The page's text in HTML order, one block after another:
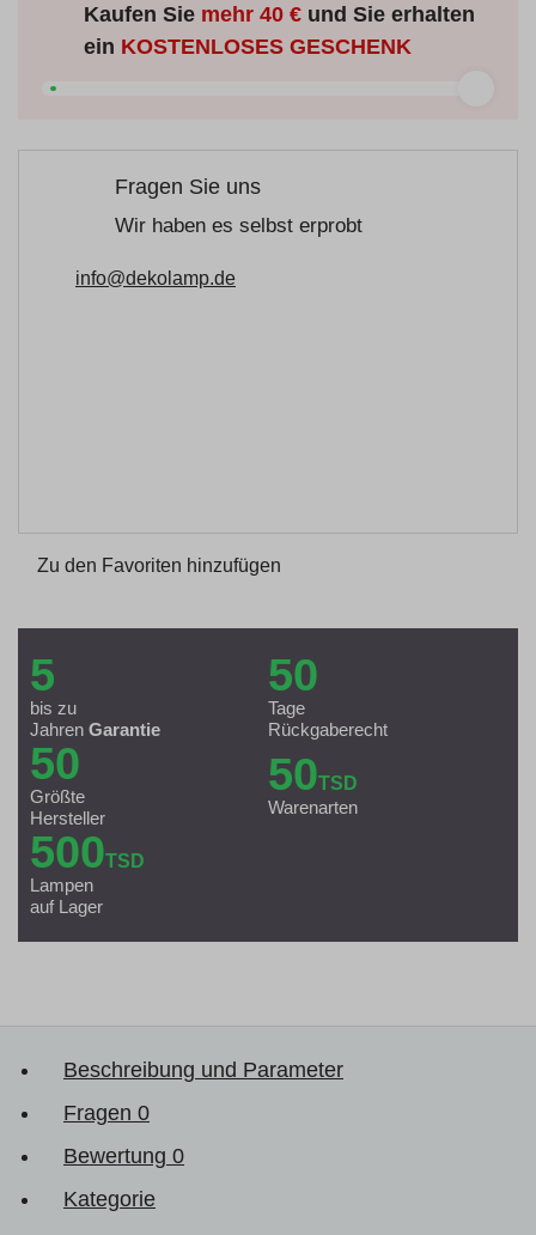
Kaufen Sie mehr40 €und Sie erhalten
ein KOSTENLOSES GESCHENK
Fragen Sie uns
Wir haben es selbst erprobt
info@dekolamp.de
Zu den Favoriten hinzufügen
5
bis zu
Jahren Garantie
50
Tage
Rückgaberecht
50
Größte
Hersteller
50TSD
Warenarten
500TSD
Lampen
auf Lager
Beschreibung und Parameter
Fragen 0
Bewertung 0
Kategorie